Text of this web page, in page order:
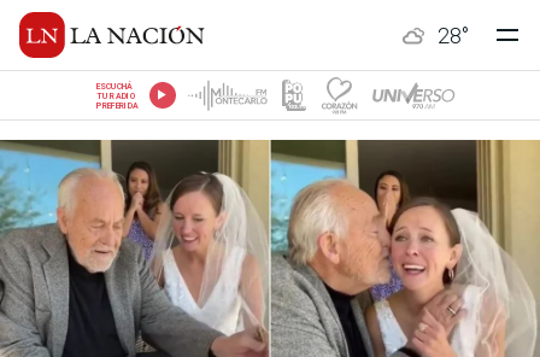
28°
ESCUCHÁ
TU RADIO
PREFERIDA